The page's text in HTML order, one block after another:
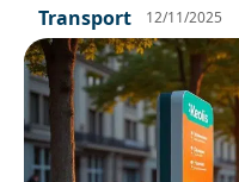
Transport 12/11/2025